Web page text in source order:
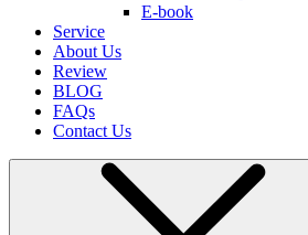
E-book
Service
About Us
Review
BLOG
FAQs
Contact Us